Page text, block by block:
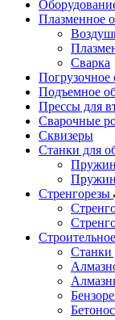
Плазменное
Сварка
Погрузочное
Подъемное
Прессы для
Сварочные
Сквизеры
Станки для
Стренгорезы
Станки